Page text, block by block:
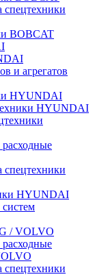
спецтехники
BOBCAT
и агрегатов
HYUNDAI
HYUNDAI
расходные
спецтехники
HYUNDAI
/ VOLVO
расходные
спецтехники